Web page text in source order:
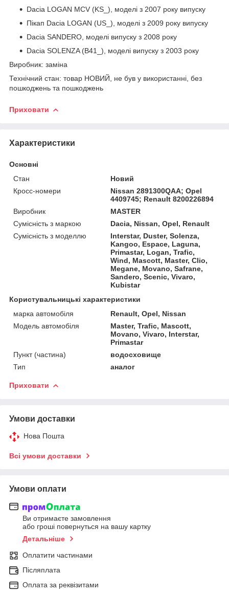
Dacia LOGAN MCV (KS_), моделі з 2007 року випуску
Пікап Dacia LOGAN (US_), моделі з 2009 року випуску
Dacia SANDERO, моделі випуску з 2008 року
Dacia SOLENZA (B41_), моделі випуску з 2003 року
Виробник: заміна
Технічний стан: товар НОВИЙ, не був у використанні, без
пошкоджень та пошкоджень
Приховати
Характеристики
Основні
Стан
Новий
Кросс-номери
Nissan 2891300QAA; Opel
4409745; Renault 8200226894
Виробник
MASTER
Сумісність з маркою
Dacia, Nissan, Opel, Renault
Сумісність з моделлю
Interstar, Duster, Solenza,
Kangoo, Espace, Laguna,
Primastar, Logan, Trafic,
Wind, Mascott, Master, Clio,
Megane, Movano, Safrane,
Sandero, Scenic, Vivaro,
Kubistar
Користувальницькі характеристики
марка автомобіля
Renault, Opel, Nissan
Модель автомобіля
Master, Trafic, Mascott,
Movano, Vivaro, Interstar,
Primastar
Пункт (частина)
водосховище
Тип
аналог
Приховати
Умови доставки
Нова Пошта
Всі умови доставки
Умови оплати
Ви отримаєте замовлення
або гроші повернуться на вашу картку
Детальніше
Оплатити частинами
Післяплата
Оплата за реквізитами